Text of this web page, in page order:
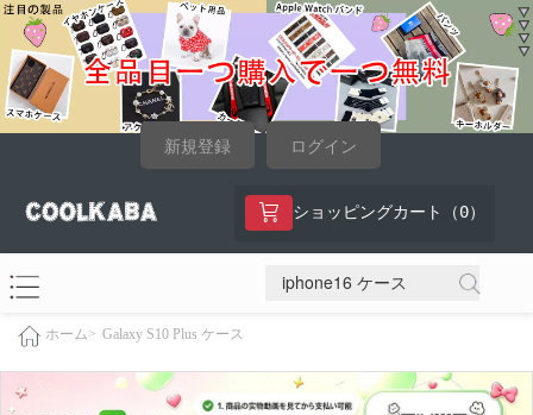
新規登録 ログイン
ショッピングカート（ 0）
ホーム> Galaxy S10 Plus ケース